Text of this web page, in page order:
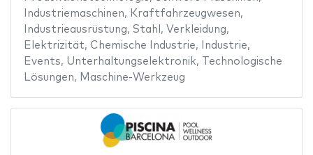
Industriemaschinen, Kraftfahrzeugwesen,
Industrieausrüstung, Stahl , Verkleidung,
Elektrizität, Chemische Industrie, Industrie,
Events, Unterhaltungselektronik,
Technologische
Lösungen, Maschine-Werkzeug